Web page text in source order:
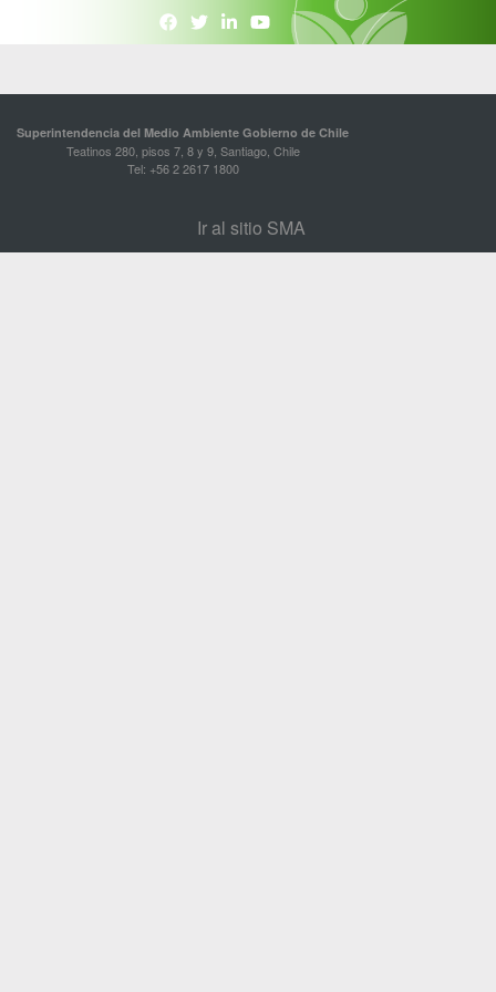
Superintendencia del Medio Ambiente Gobierno de Chile
Teatinos 280, pisos 7, 8 y 9, Santiago, Chile
Tel: +56 2 2617 1800
Ir al sitio SMA